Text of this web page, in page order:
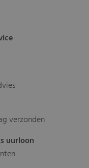
verzonden
uurloon